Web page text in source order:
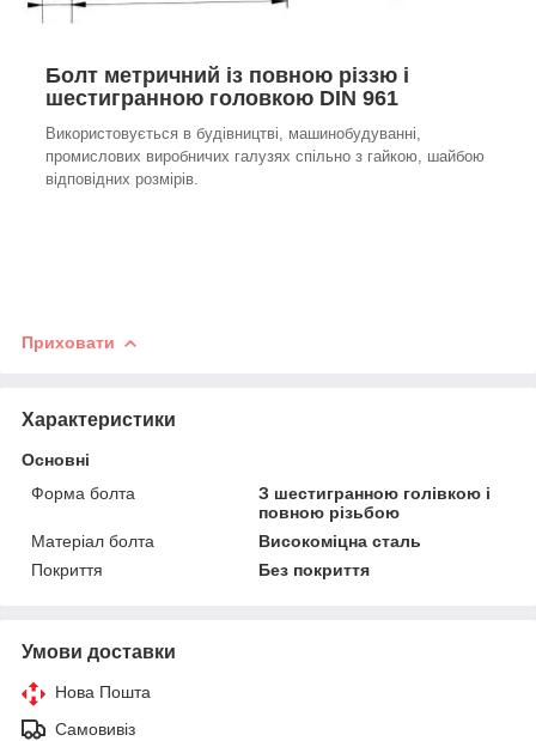
Болт метричний із повною різзю і
шестигранною головкою DIN 961
Використовується в будівництві, машинобудуванні,
промислових виробничих галузях спільно з гайкою, шайбою
відповідних розмірів.
Приховати
Характеристики
Основні
Форма болта
З шестигранною голівкою і
повною різьбою
Матеріал болта
Високоміцна сталь
Покриття
Без покриття
Умови доставки
Нова Пошта
Самовивіз